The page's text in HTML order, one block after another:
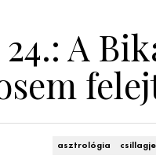
A
asztrológia